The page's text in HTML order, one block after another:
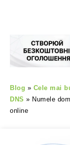
Blog » Cele mai
DNS » Numele
online